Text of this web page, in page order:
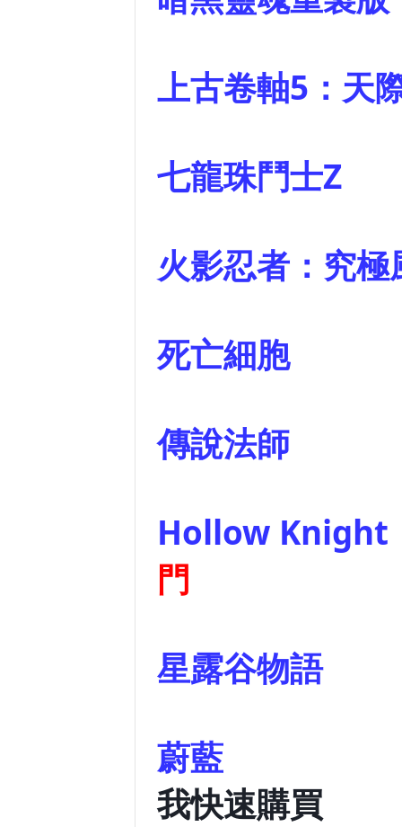
上古卷軸5：天
七龍珠鬥
火影忍者：
死亡細
傳說法
Hollow Knight
門
星露谷物語
我快速購買